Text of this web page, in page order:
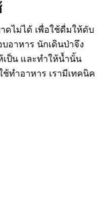
ดไม่ได้ เพื่อใช้ดื่มให้ดับ
อาหาร นักเดินป่าจึง
เป็น และทำให้น้ำนั้น
ทำอาหาร เรามีเทคนิค